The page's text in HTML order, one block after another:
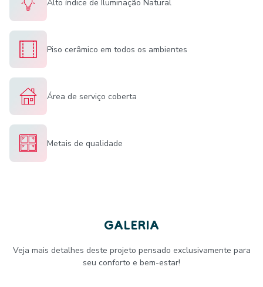
Alto índice de Iluminação Natural
Piso cerâmico em todos os ambientes
Área de serviço coberta
Metais de qualidade
GALERIA
Veja mais detalhes deste projeto pensado exclusivamente para
seu conforto e bem-estar!